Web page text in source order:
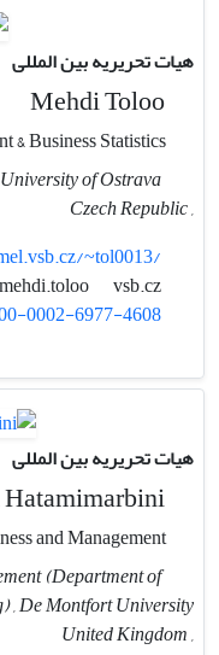
هیات تحریریه بین المللی
Mehdi Toloo
of Ostrava
, Czech Republic
~tol0013/
vsb.cz
0002-6977-4608
هیات تحریریه بین المللی
Adel Hatamimarbini
Business and Management
(Department of
, De Montfort University
, United Kingdom